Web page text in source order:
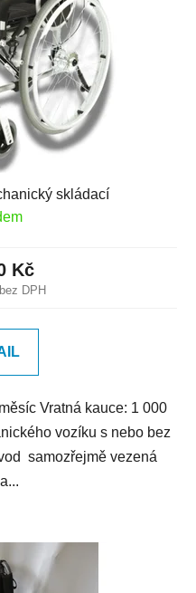
skládací
DPH
Kč
Vratná kauce: 1 000
vozíku s nebo bez
samozřejmě vezená